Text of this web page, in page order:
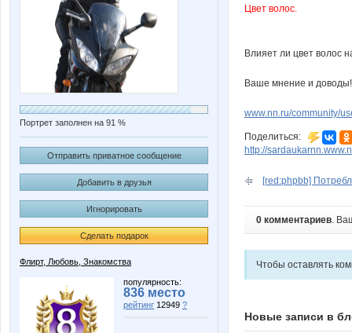
Портрет заполнен на 91 %
Отправить приватное сообщение
Добавить в друзья
Игнорировать
Сделать подарок
Флирт, Любовь, Знакомства
популярность:
836 место
рейтинг 12949 ?
Цвет волос.
Влияет ли цвет волос
Ваше мнение и
www.nn.ru/community/
Поделиться:
http://
[red:phpbb]
0 комментариев.
Чтобы оставлять
Новые записи в